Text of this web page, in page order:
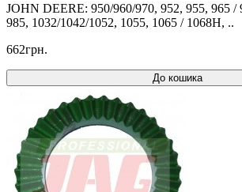
JOHN DEERE: 950/960/970, 952, 955, 965 /
985, 1032/1042/1052, 1055, 1065 / 1068H, ..
662грн.
До кошика